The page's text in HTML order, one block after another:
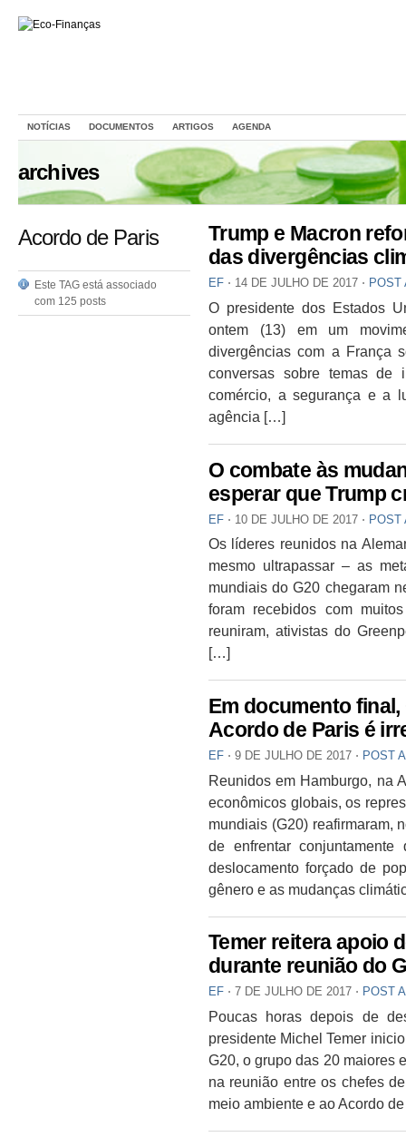
NOTÍCIAS DOCUMENTOS ARTIGOS AGENDA
archives
Acordo de Paris
Este TAG está associado
com 125 posts
Trump e Macron
das divergências
EF ⋅ 14 DE JULHO DE 2017 ⋅ POST
O presidente dos Estados
ontem (13) em um
divergências com a França
conversas sobre temas de
comércio, a segurança e a
agência […]
O combate às
esperar que Trump
EF ⋅ 10 DE JULHO DE 2017 ⋅ POST
Os líderes reunidos na
mesmo ultrapassar – as
mundiais do G20 chegaram
foram recebidos com
reuniram, ativistas do
[…]
Em documento
Acordo de Paris é
EF ⋅ 9 DE JULHO DE 2017 ⋅ POST
Reunidos em Hamburgo, na
econômicos globais, os
mundiais (G20) reafirmaram,
de enfrentar
deslocamento forçado de
gênero e as mudanças
Temer reitera apoio
durante reunião do
EF ⋅ 7 DE JULHO DE 2017 ⋅ POST
Poucas horas depois de
presidente Michel Temer
G20, o grupo das 20 maiores
na reunião entre os chefes
meio ambiente e ao Acordo